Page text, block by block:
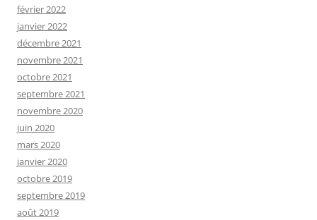
février 2022
janvier 2022
décembre 2021
novembre 2021
octobre 2021
septembre 2021
novembre 2020
juin 2020
mars 2020
janvier 2020
octobre 2019
septembre 2019
août 2019